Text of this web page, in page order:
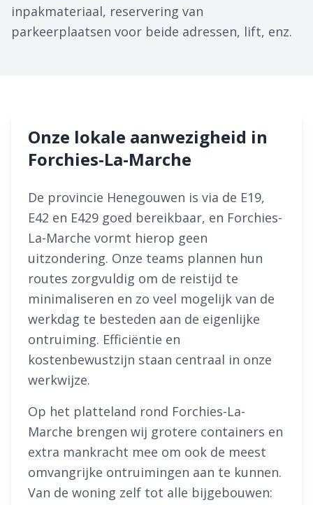
inpakmateriaal, reservering van
parkeerplaatsen voor beide adressen, lift, enz.
Onze lokale aanwezigheid in
Forchies-La-Marche
De provincie Henegouwen is via de E19,
E42 en E429 goed bereikbaar, en Forchies-
La-Marche vormt hierop geen
uitzondering. Onze teams plannen hun
routes zorgvuldig om de reistijd te
minimaliseren en zo veel mogelijk van de
werkdag te besteden aan de eigenlijke
ontruiming. Efficiëntie en
kostenbewustzijn staan centraal in onze
werkwijze.
Op het platteland rond Forchies-La-
Marche brengen wij grotere containers en
extra mankracht mee om ook de meest
omvangrijke ontruimingen aan te kunnen.
Van de woning zelf tot alle bijgebouwen: